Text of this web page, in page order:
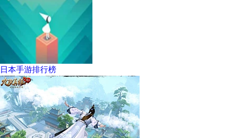
日本手游排行榜